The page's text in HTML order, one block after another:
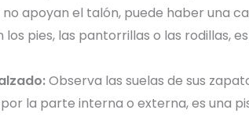
apoyan el talón, puede haber una
los pies, las pantorrillas o las rodillas,
Observa las suelas de sus
la parte interna o externa, es una